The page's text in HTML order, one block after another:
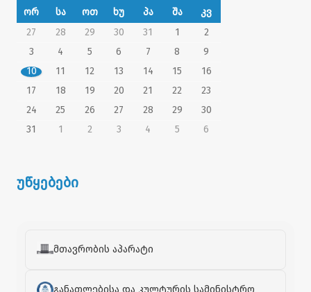
ორ სა ოთ ხუ პა შა
კვ
27
28 29 30 31 1
2
3
4 5 6 7 8
9
10
11 12 13 14 15
16
17
18 19 20 21 22
23
24
25 26 27 28 29
30
31
1 2 3 4 5 6
უწყებები
მთავრობის აპარატი
განათლებისა და კულტურის სამინისტრო